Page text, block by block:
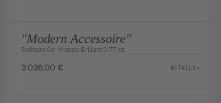
"Modern Accessoire"
Solitaire 6er Krappe Brillant 0.77 ct.
3.036,00 € DETAILS→